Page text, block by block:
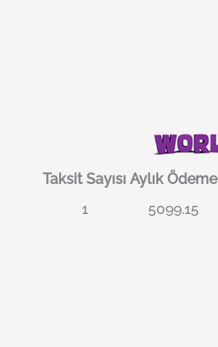
Taksit Sayısı Aylık Ödeme
1
5099.15